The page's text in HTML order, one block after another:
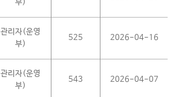
부)
관리자(운영
부)
525 2026-04-16
관리자(운영
부)
543 2026-04-07